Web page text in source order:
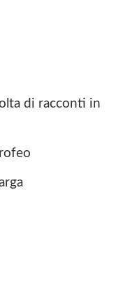
di racconti in